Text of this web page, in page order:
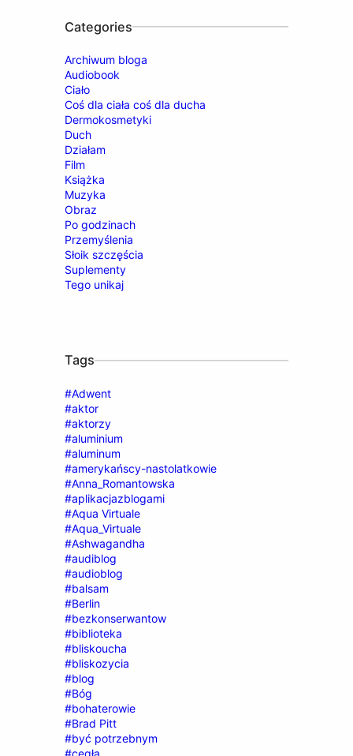
Categories
Archiwum bloga
Audiobook
Ciało
Coś dla ciała coś dla ducha
Dermokosmetyki
Duch
Działam
Film
Książka
Muzyka
Obraz
Po godzinach
Przemyślenia
Słoik szczęścia
Suplementy
Tego unikaj
Tags
#Adwent
#aktor
#aktorzy
#aluminium
#aluminum
#amerykańscy-nastolatkowie
#Anna_Romantowska
#aplikacjazblogami
#Aqua Virtuale
#Aqua_Virtuale
#Ashwagandha
#audiblog
#audioblog
#balsam
#Berlin
#bezkonserwantow
#biblioteka
#bliskoucha
#bliskozycia
#blog
#Bóg
#bohaterowie
#Brad Pitt
#być potrzebnym
#cegła